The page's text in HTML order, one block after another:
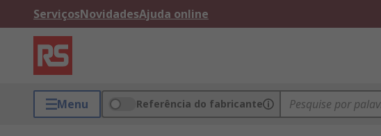
ServiçosNovidadesAjuda online
Menu Referência do fabricante